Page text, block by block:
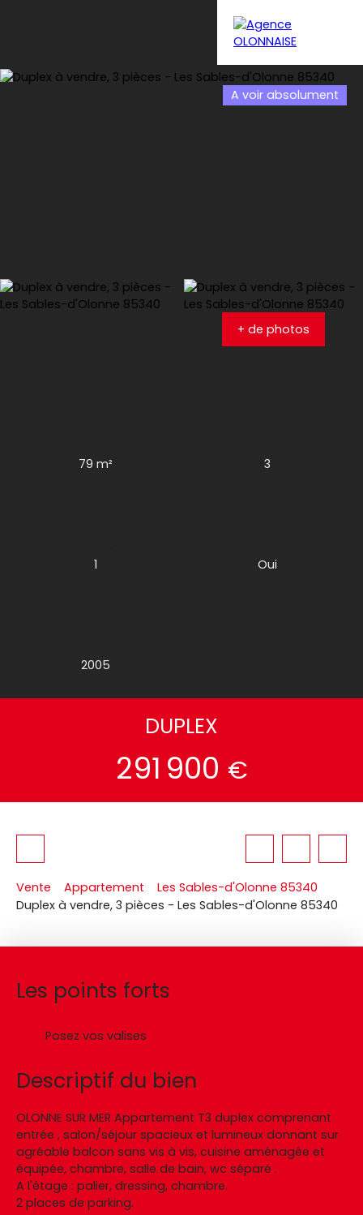
A voir absolument
+ de photos
79m²
3
1
Oui
2005
DUPLEX
291 900 €
Vente Appartement
Les Sables-d'Olonne 85340
Duplex à vendre, 3 pièces - Les Sables-d'Olonne 85340
Les points forts
Posez vos valises
Descriptif du bien
OLONNE SUR MER Appartement T3 duplex comprenant
entrée , salon/séjour spacieux et lumineux donnant sur
agréable balcon sans vis à vis, cuisine aménagée et
équipée, chambre, salle de bain, wc séparé .
A l'étage : palier, dressing, chambre.
2 places de parking.